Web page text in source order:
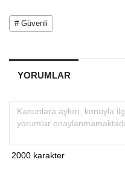
# Güvenli
YORUMLAR